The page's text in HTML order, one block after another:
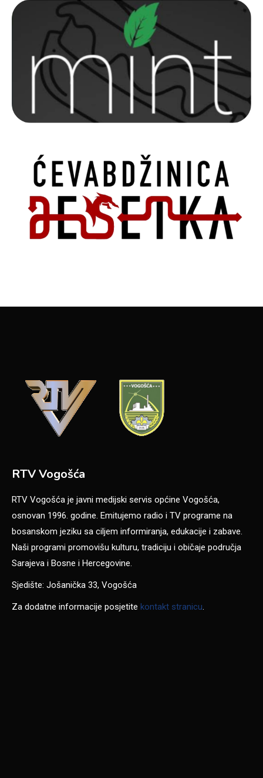
RTV Vogošća
RTV Vogošća je javni medijski servis općine Vogošća,
osnovan 1996. godine. Emitujemo radio i TV programe na
bosanskom jeziku sa ciljem informiranja, edukacije i zabave.
Naši programi promovišu kulturu, tradiciju i običaje područja
Sarajeva i Bosne i Hercegovine.
Sjedište: Jošanička 33, Vogošća
Za dodatne informacije posjetite kontakt stranicu.